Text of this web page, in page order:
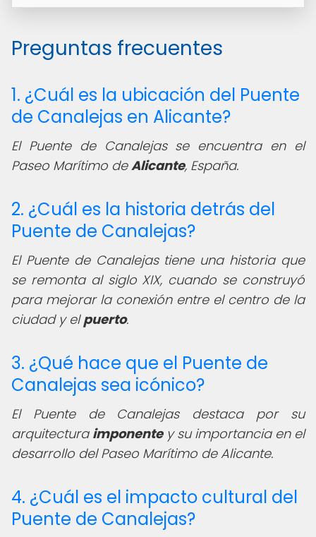
Preguntas frecuentes
1. ¿Cuál es la ubicación del Puente
de Canalejas en Alicante?
El Puente de Canalejas se encuentra en el
Paseo Marítimo deAlicante, España.
2. ¿Cuál es la historia detrás del
Puente de Canalejas?
El Puente de Canalejas tiene una historia que
se remonta al siglo XIX, cuando se construyó
para mejorar la conexión entre el centro de la
ciudad y elpuerto.
3. ¿Qué hace que el Puente de
Canalejas sea icónico?
El Puente de Canalejas destaca por su
arquitectura imponentey su importancia en el
desarrollo del Paseo Marítimo de Alicante.
4. ¿Cuál es el impacto cultural del
Puente de Canalejas?